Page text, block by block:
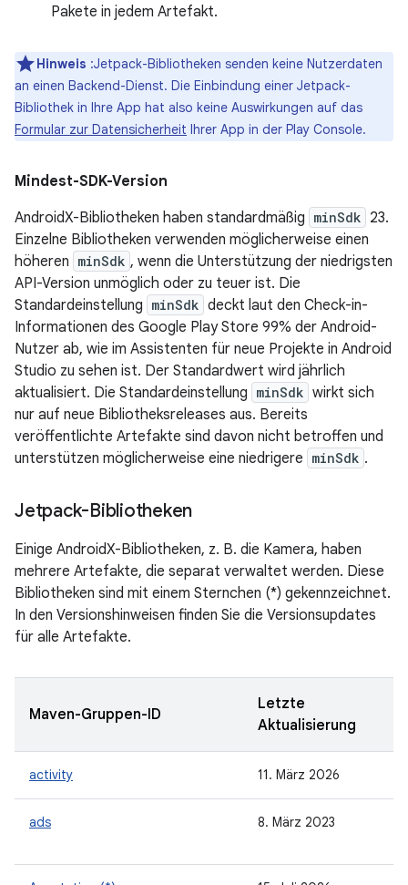
Pakete in jedem Artefakt.
Hinweis :Jetpack-Bibliotheken senden keine Nutzerdaten
an einen Backend-Dienst. Die Einbindung einer Jetpack-
Bibliothek in Ihre App hat also keine Auswirkungen auf das
Formular zur Datensicherheit Ihrer App in der Play Console.
Mindest-SDK-Version
AndroidX-Bibliotheken haben standardmäßig minSdk 23.
Einzelne Bibliotheken verwenden möglicherweise einen
höheren minSdk , wenn die Unterstützung der niedrigsten
API-Version unmöglich oder zu teuer ist. Die
Standardeinstellung minSdk deckt laut den Check-in-
Informationen des Google Play Store 99% der Android-
Nutzer ab, wie im Assistenten für neue Projekte in Android
Studio zu sehen ist. Der Standardwert wird jährlich
aktualisiert. Die Standardeinstellung minSdk wirkt sich
nur auf neue Bibliotheksreleases aus. Bereits
veröffentlichte Artefakte sind davon nicht betroffen und
unterstützen möglicherweise eine niedrigere minSdk .
Jetpack-Bibliotheken
Einige AndroidX-Bibliotheken, z. B. die Kamera, haben
mehrere Artefakte, die separat verwaltet werden. Diese
Bibliotheken sind mit einem Sternchen (*) gekennzeichnet.
In den Versionshinweisen finden Sie die Versionsupdates
für alle Artefakte.
Maven-Gruppen-ID
Letzte
Aktualisierung
activity 11. März 2026
ads 8. März 2023